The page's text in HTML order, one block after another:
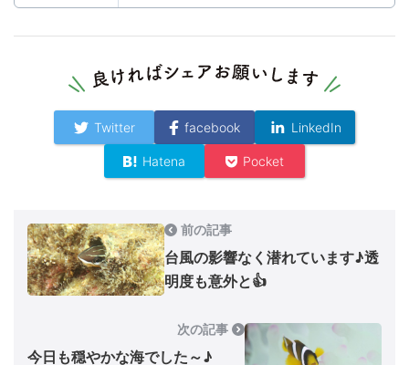
Twitter facebook LinkedIn
Hatena Pocket
前の記事
台風の影響なく潜れています♪透
明度も意外と👍
次の記事
今日も穏やかな海でした～♪